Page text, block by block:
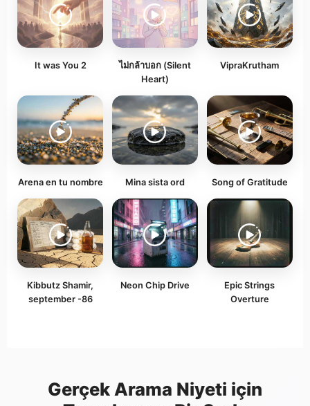
It was You 2
ไม่กล้าบอก (Silent
Heart)
VipraKrutham
Arena en tu nombre Mina sista ord Song of Gratitude
Kibbutz Shamir,
september -86
Neon Chip Drive
Epic Strings
Overture
Gerçek Arama Niyeti için